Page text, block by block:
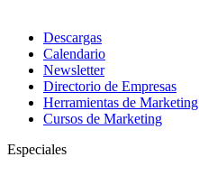
Descargas
Calendario
Newsletter
Directorio de Empresas
Herramientas de Marketing
Cursos de Marketing
Especiales